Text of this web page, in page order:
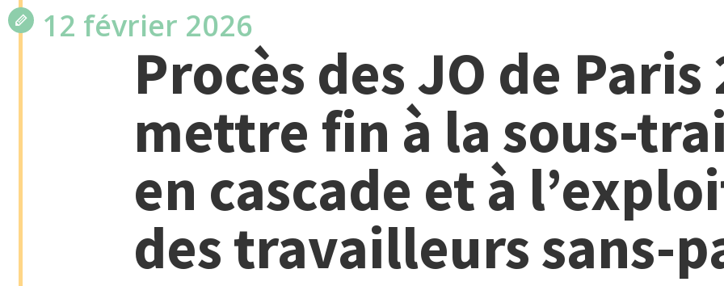
12 février 2026
Procès des JO de Paris
mettre fin à la sous-
en cascade et à
des travailleurs sans-